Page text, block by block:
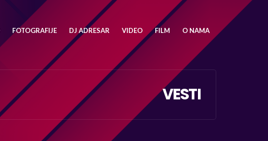
FOTOGRAFIJE DJ ADRESAR VIDEO FILM O NAMA
VESTI